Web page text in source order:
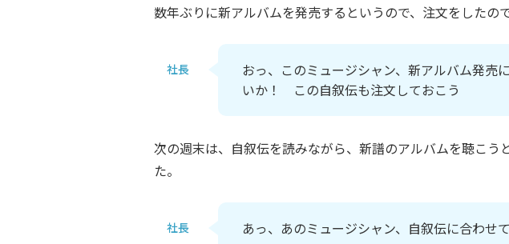
数年ぶりに新アルバムを発売するというので、注文をしたの
社長
おっ、このミュージシャン、新アルバム発売
いか！ この自叙伝も注文しておこう
次の週末は、自叙伝を読みながら、新譜のアルバムを聴こ
た。
社長 あっ、あのミュージシャン、自叙伝に合わせ